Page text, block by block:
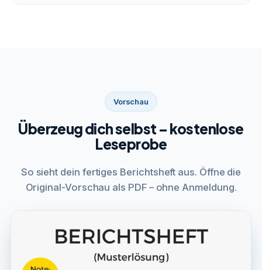
Vorschau
Überzeug dich selbst – kostenlose
Leseprobe
So sieht dein fertiges Berichtsheft aus. Öffne die
Original-Vorschau als PDF – ohne Anmeldung.